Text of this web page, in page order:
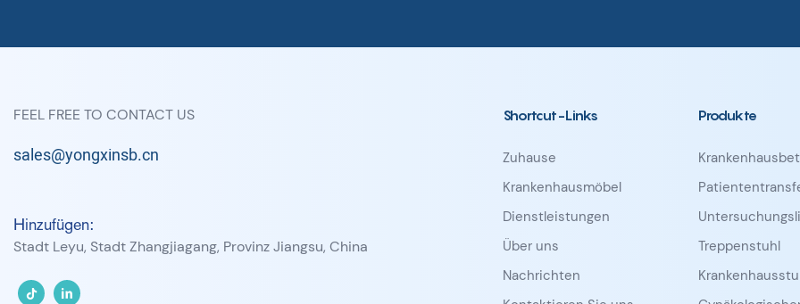
FEEL FREE TO CONTACT US
sales@yongxinsb.cn
Hinzufügen:
Stadt Leyu, Stadt Zhangjiagang, Provinz Jiangsu, China
Shortcut-Links
Zuhause
Krankenhausmöbel
Dienstleistungen
Über uns
Nachrichten
Produkte
Treppenstuhl